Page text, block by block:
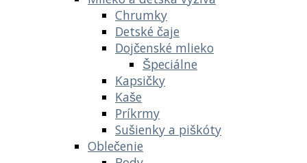
Chrumky
Detské čaje
Dojčenské mlieko
Špeciálne
Kapsičky
Kaše
Príkrmy
Sušienky a piškóty
Oblečenie